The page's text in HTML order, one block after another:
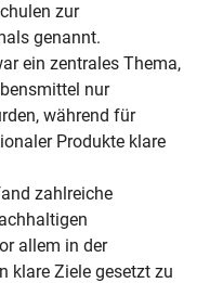
zur
genannt.
ein zentrales Thema,
nur
während für
Produkte klare
zahlreiche
allem in der
klare Ziele gesetzt zu